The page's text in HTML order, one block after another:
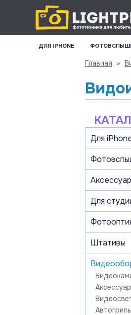
ДЛЯ IPHONE
Главная »
Для
Для
Штативы
Автогрипы